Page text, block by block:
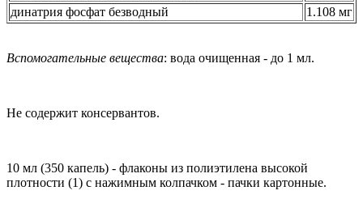
динатрия фосфат безводный
1.108 мг
Вспомогательные вещества: вода очищенная - до 1 мл.
Не содержит консервантов.
10 мл (350 капель) - флаконы из полиэтилена высокой
плотности (1) с нажимным колпачком - пачки картонные.